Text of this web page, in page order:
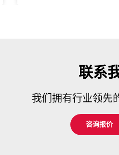
联系
我们拥有行业领先
咨询报价